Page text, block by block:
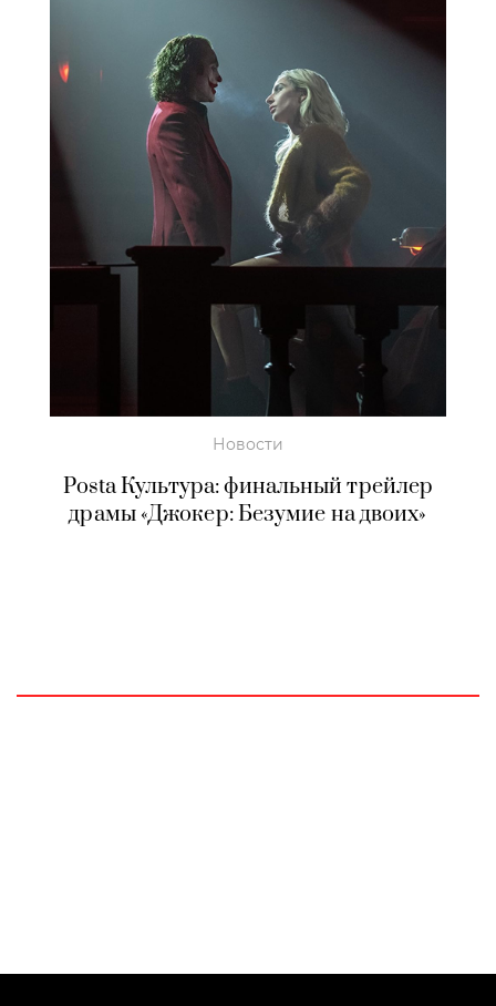
Новости
Posta Культура: финальный трейлер
драмы «Джокер: Безумие на двоих»